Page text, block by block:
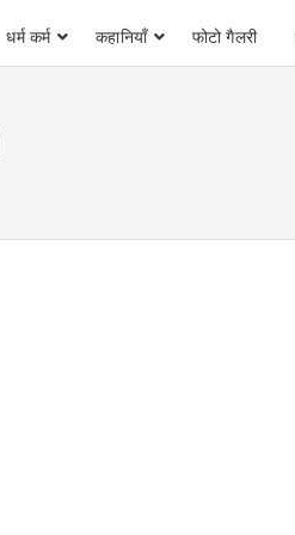
धर्म कर्म कहानियाँ फोटो गैलरी